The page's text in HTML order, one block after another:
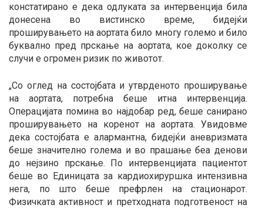
констатирано е дека одлуката за интервенција била
донесена во вистинско време, бидејќи
проширувањето на аортата било многу големо и било
буквално пред прскање на аортата, кое доколку се
случи е огромен ризик по животот.
„Со оглед на состојбата и утврденото проширување
на аортата, потребна беше итна интервенција.
Операцијата помина во најдобар ред, беше санирано
проширувањето на коренот на аортата. Увидовме
дека состојбата е алармантна, бидејќи аневризмата
беше значително голема и во прашање беа денови
до нејзино прскање. По интервенцијата пациентот
беше во Единицата за кардиохируршка интензивна
нега, по што беше префрлен на стационарот.
Физичката активност и претходната подготвеност на